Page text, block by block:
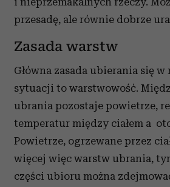
przesadę, ale równie dobrze
Zasada warstw
Główna zasada ubierania się
sytuacji to warstwowość.
ubrania pozostaje powietrze,
temperatur między ciałem a
Powietrze, ogrzewane przez
więcej więc warstw ubrania,
części ubioru można